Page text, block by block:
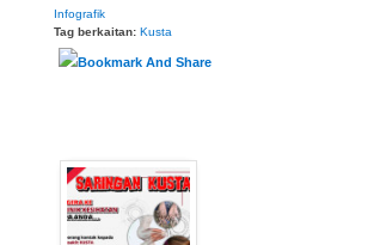
Infografik
Tag berkaitan: Kusta